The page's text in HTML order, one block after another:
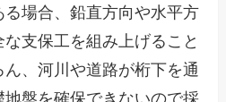
場合、鉛直方向や水平方
支保工を組み上げること
、河川や道路が桁下を通